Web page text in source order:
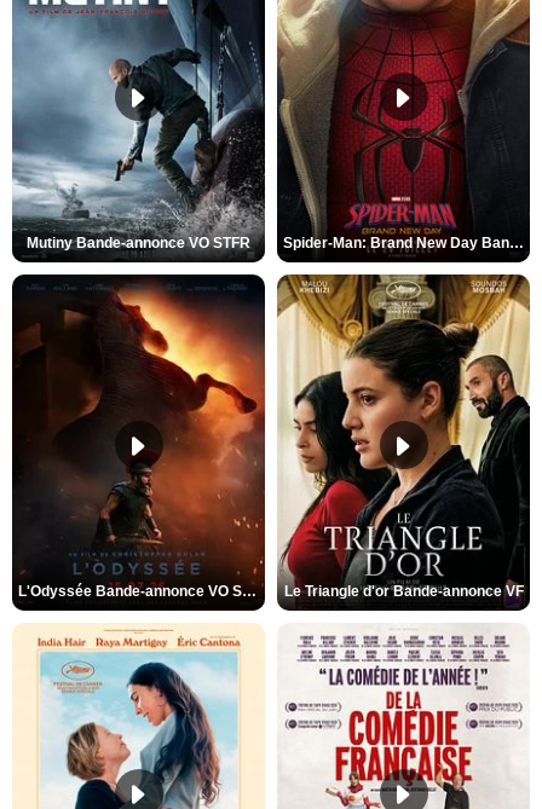
Mutiny Bande-annonce VO STFR Spider-Man: Brand New Day Bande-annonce VO STFR
L'Odyssée Bande-annonce VO STFR Le Triangle d'or Bande-annonce VF